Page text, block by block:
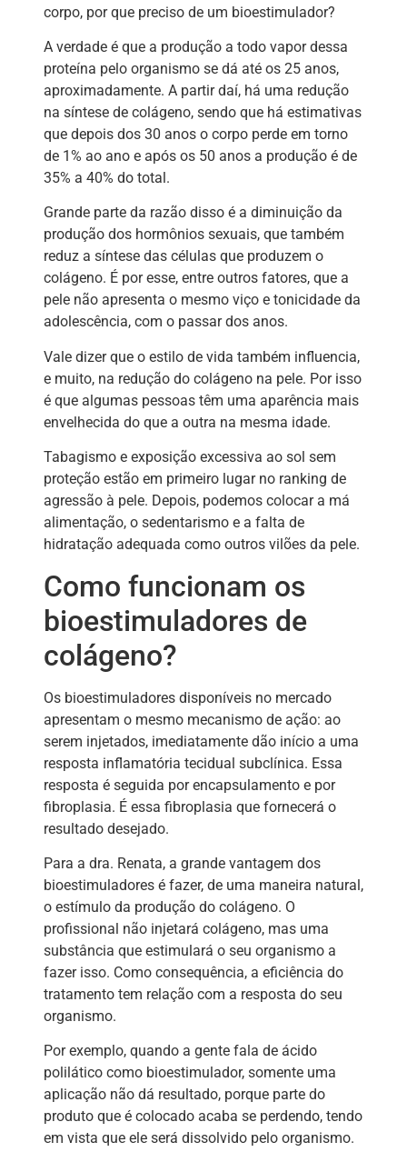
corpo, por que preciso de um bioestimulador?
A verdade é que a produção a todo vapor dessa
proteína pelo organismo se dá até os 25 anos,
aproximadamente. A partir daí, há uma redução
na síntese de colágeno, sendo que há estimativas
que depois dos 30 anos o corpo perde em torno
de 1% ao ano e após os 50 anos a produção é de
35% a 40% do total.
Grande parte da razão disso é a diminuição da
produção dos hormônios sexuais, que também
reduz a síntese das células que produzem o
colágeno. É por esse, entre outros fatores, que a
pele não apresenta o mesmo viço e tonicidade da
adolescência, com o passar dos anos.
Vale dizer que o estilo de vida também influencia,
e muito, na redução do colágeno na pele. Por isso
é que algumas pessoas têm uma aparência mais
envelhecida do que a outra na mesma idade.
Tabagismo e exposição excessiva ao sol sem
proteção estão em primeiro lugar no ranking de
agressão à pele. Depois, podemos colocar a má
alimentação, o sedentarismo e a falta de
hidratação adequada como outros vilões da pele.
Como funcionam os
bioestimuladores de
colágeno?
Os bioestimuladores disponíveis no mercado
apresentam o mesmo mecanismo de ação: ao
serem injetados, imediatamente dão início a uma
resposta inflamatória tecidual subclínica. Essa
resposta é seguida por encapsulamento e por
fibroplasia. É essa fibroplasia que fornecerá o
resultado desejado.
Para a dra. Renata, a grande vantagem dos
bioestimuladores é fazer, de uma maneira natural,
o estímulo da produção do colágeno. O
profissional não injetará colágeno, mas uma
substância que estimulará o seu organismo a
fazer isso. Como consequência, a eficiência do
tratamento tem relação com a resposta do seu
organismo.
Por exemplo, quando a gente fala de ácido
polilático como bioestimulador, somente uma
aplicação não dá resultado, porque parte do
produto que é colocado acaba se perdendo, tendo
em vista que ele será dissolvido pelo organismo.